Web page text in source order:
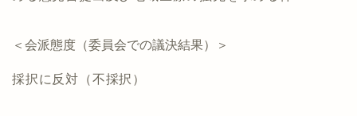
＜会派態度（委員会での議決結果）＞
採択に反対（不採択）